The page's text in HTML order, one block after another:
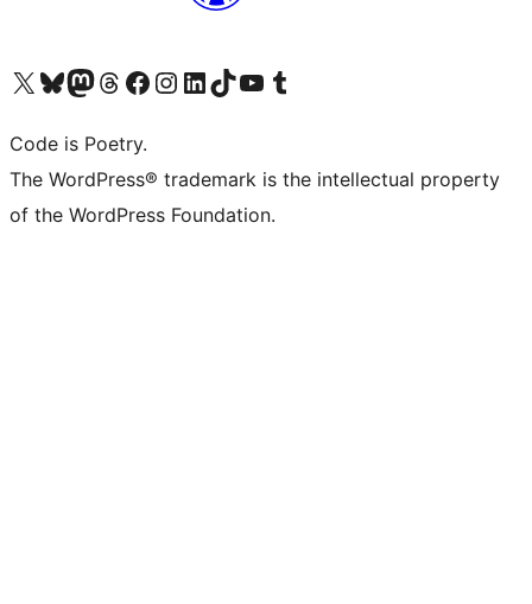
ຢ້ຽມຊົມບັນຊີ X (ຊື່ເກົ່າ Twitter) ຂອງພວກເຮົາຢ້ຽມຊົມບັນຊີ Bluesky ຂອງພວກເຮົາຢ້ຽມຊົມບັນຊີ Mastodon ຂອງພວກເຮົາຢ້ຽມຊົມບັນຊີ Threads ຂອງພວກເຮົາຢ້ຽມຊົມໜ້າ Facebook ຂອງພວກເຮົາຢ້ຽມຊົມບັນຊີ Instagram ຂອງພວກເຮົາຢ້ຽມຊົມບັນຊີ LinkedIn ຂອງພວກເຮົາຢ້ຽມຊົມບັນຊີ TikTok ຂອງພວກເຮົາຢ້ຽມຊົມຊ່ອງ YouTube ຂອງພວກເຮົາຢ້ຽມຊົມບັນຊີ Tumblr ຂອງພວກເຮົາ
Code is Poetry.
The WordPress® trademark is the intellectual property
of the WordPress Foundation.